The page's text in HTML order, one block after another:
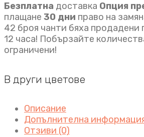
Безплатна доставка Опция
плащане 30 дни право на
42 броя чанти бяха продадени
12 часа! Побързайте
ограничени!
В други цветове
Описание
Допълнителна
Отзиви (0)